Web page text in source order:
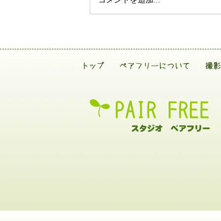
トップ ペアフリーについて 撮